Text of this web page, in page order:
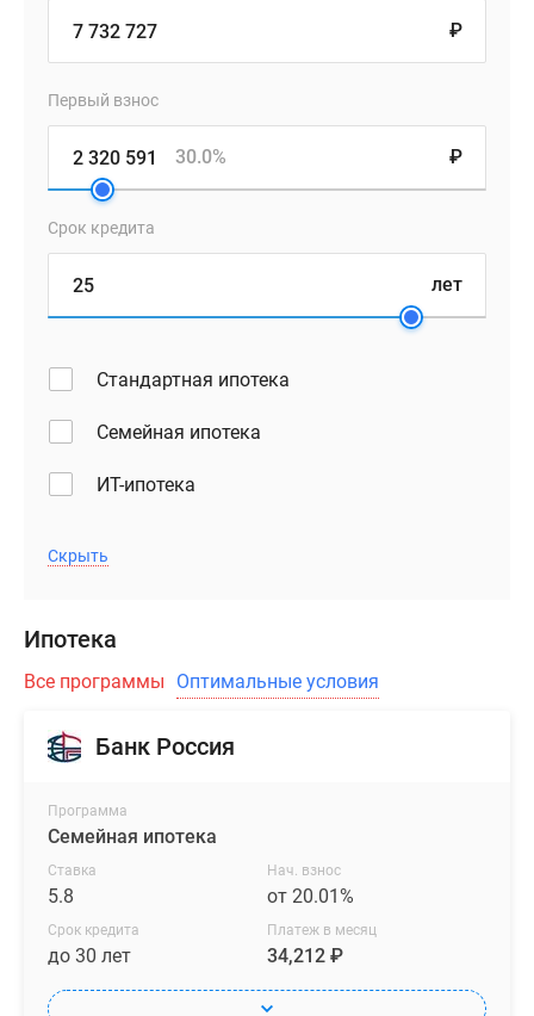
₽
Первый взнос
₽
30.0%
Срок кредита
лет
Стандартная ипотека
Семейная ипотека
ИТ-ипотека
Скрыть
Ипотека
Все программы Оптимальные условия
Банк Россия
Программа
Семейная ипотека
Ставка
5.8
Нач. взнос
от 20.01%
Срок кредита
до 30 лет
Платеж в месяц
34,212 ₽